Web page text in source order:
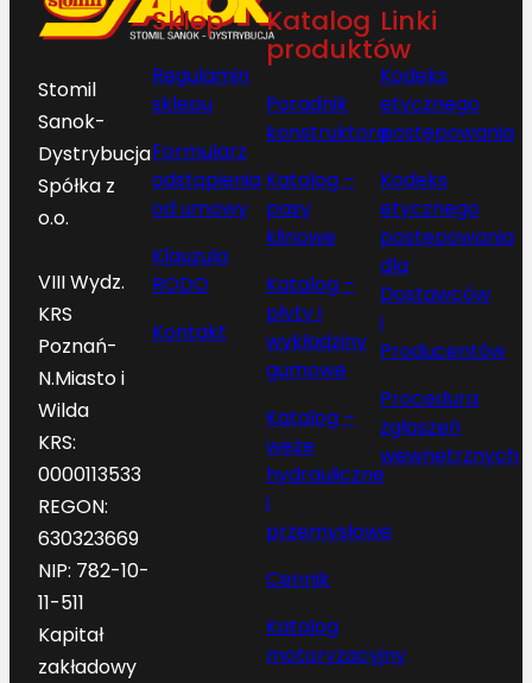
Stomil
Sanok-
Dystrybucja
Spółka z
o.o.
VIII Wydz.
KRS
Poznań-
N.Miasto i
Wilda
KRS:
0000113533
REGON:
630323669
NIP: 782-10-
11-511
Kapitał
zakładowy
Sklep
Regulamin
sklepu
Formularz
odstąpienia
od umowy
Klauzula
RODO
Kontakt
Katalog
produktów
Poradnik
konstruktora
Katalog –
pasy
klinowe
Katalog –
płyty i
wykładziny
gumowe
Katalog –
węże
hydrauliczne
i
przemysłowe
Cennik
Katalog
motoryzacyjny
Linki
Kodeks
etycznego
postępowania
Kodeks
etycznego
postępowania
dla
Dostawców
i
Producentów
Procedura
zgłoszeń
wewnętrznych